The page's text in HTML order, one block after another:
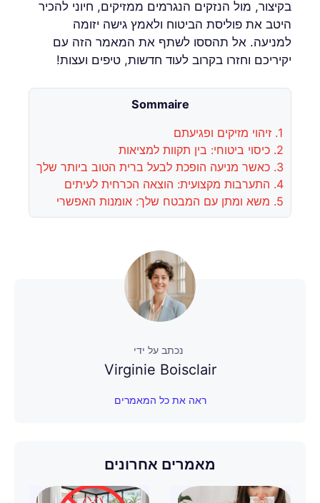
בקיצור, מול הנזקים הנגרמים ממזיקים, חיוני להכיר
היטב את פוליסת הביטוח ולאמץ גישה יזומה
למניעה. אל תהססו לשתף את המאמר הזה עם
יקיריכם וחזרו בקרוב לעוד חדשות, טיפים ועצות!
Sommaire
1. זיהוי מזיקים ופגיעתם
2. כיסוי ביטוחי: בין תקוות למציאות
3. כאשר מניעה הופכת לבעל ברית הטוב ביותר שלך
4. התערבות מקצועית: הוצאה הכרחית לעיתים
5. משא ומתן עם המבטח שלך: אומנות האפשרי
נכתב על ידי
Virginie Boisclair
ראה את כל המאמרים
מאמרים אחרונים